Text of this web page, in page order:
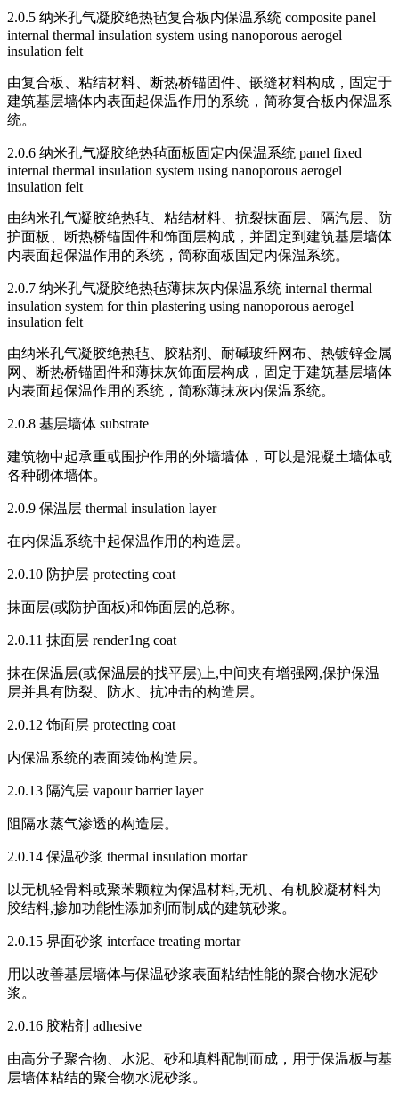
2.0.5 纳米孔气凝胶绝热毡复合板内保温系统 composite panel
internal thermal insulation system using nanoporous aerogel
insulation felt
由复合板、粘结材料、断热桥锚固件、嵌缝材料构成，固定于
建筑基层墙体内表面起保温作用的系统，简称复合板内保温系
统。
2.0.6 纳米孔气凝胶绝热毡面板固定内保温系统 panel fixed
internal thermal insulation system using nanoporous aerogel
insulation felt
由纳米孔气凝胶绝热毡、粘结材料、抗裂抹面层、隔汽层、防
护面板、断热桥锚固件和饰面层构成，并固定到建筑基层墙体
内表面起保温作用的系统，简称面板固定内保温系统。
2.0.7 纳米孔气凝胶绝热毡薄抹灰内保温系统 internal thermal
insulation system for thin plastering using nanoporous aerogel
insulation felt
由纳米孔气凝胶绝热毡、胶粘剂、耐碱玻纤网布、热镀锌金属
网、断热桥锚固件和薄抹灰饰面层构成，固定于建筑基层墙体
内表面起保温作用的系统，简称薄抹灰内保温系统。
2.0.8 基层墙体 substrate
建筑物中起承重或围护作用的外墙墙体，可以是混凝土墙体或
各种砌体墙体。
2.0.9 保温层 thermal insulation layer
在内保温系统中起保温作用的构造层。
2.0.10 防护层 protecting coat
抹面层(或防护面板)和饰面层的总称。
2.0.11 抹面层 render1ng coat
抹在保温层(或保温层的找平层)上,中间夹有增强网,保护保温
层并具有防裂、防水、抗冲击的构造层。
2.0.12 饰面层 protecting coat
内保温系统的表面装饰构造层。
2.0.13 隔汽层 vapour barrier layer
阻隔水蒸气渗透的构造层。
2.0.14 保温砂浆 thermal insulation mortar
以无机轻骨料或聚苯颗粒为保温材料,无机、有机胶凝材料为
胶结料,掺加功能性添加剂而制成的建筑砂浆。
2.0.15 界面砂浆 interface treating mortar
用以改善基层墙体与保温砂浆表面粘结性能的聚合物水泥砂
浆。
2.0.16 胶粘剂 adhesive
由高分子聚合物、水泥、砂和填料配制而成，用于保温板与基
层墙体粘结的聚合物水泥砂浆。